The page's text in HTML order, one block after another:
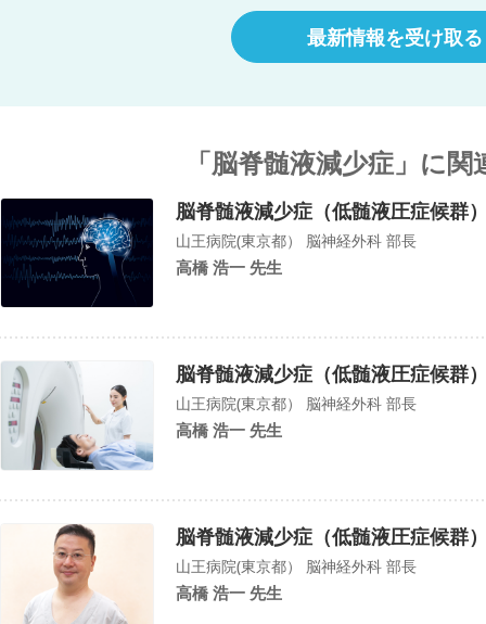
最新情報を受け取る
「脳脊髄液減少症」に
脳脊髄液減少症（低髄液圧症候群
山王病院(東京都） 脳神経外科 部長
高橋 浩一 先生
脳脊髄液減少症（低髄液圧症候群
山王病院(東京都） 脳神経外科 部長
高橋 浩一 先生
脳脊髄液減少症（低髄液圧症候群
山王病院(東京都） 脳神経外科 部長
高橋 浩一 先生